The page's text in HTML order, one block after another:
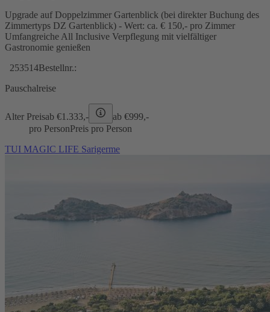
Upgrade auf Doppelzimmer Gartenblick (bei direkter Buchung des
Zimmertyps DZ Gartenblick) - Wert: ca. € 150,- pro Zimmer
Umfangreiche All Inclusive Verpflegung mit vielfältiger
Gastronomie genießen
253514Bestellnr.:
Pauschalreise
Alter Preisab €1.333,- ab €999,-
pro PersonPreis pro Person
TUI MAGIC LIFE Sarigerme